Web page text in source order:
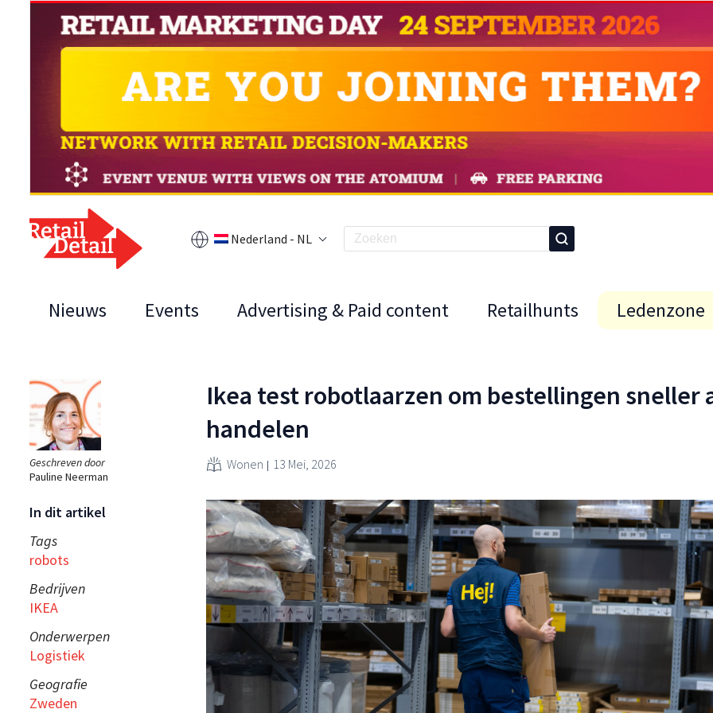
Nederland - NL
Nieuws Events Advertising & Paid content Retailhunts Ledenzone
Geschreven door
Pauline Neerman
In dit artikel
Tags
robots
Bedrijven
IKEA
Onderwerpen
Logistiek
Geografie
Zweden
Ikea test robotlaarzen om bestellingen sneller
handelen
Wonen 13 Mei, 2026